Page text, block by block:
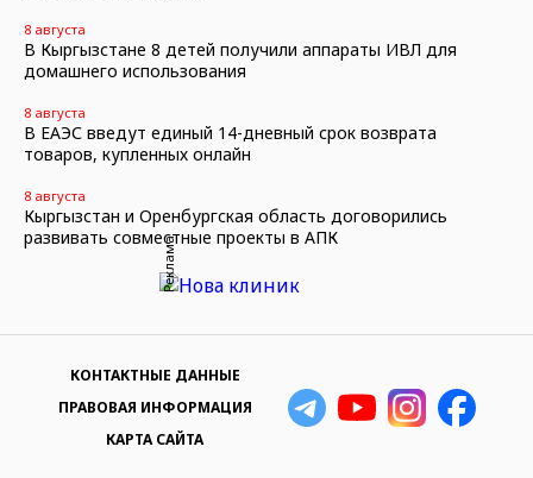
8 августа
В Кыргызстане 8 детей получили аппараты ИВЛ для
домашнего использования
8 августа
В ЕАЭС введут единый 14-дневный срок возврата
товаров, купленных онлайн
8 августа
Кыргызстан и Оренбургская область договорились
развивать совместные проекты в АПК
Реклама
КОНТАКТНЫЕ ДАННЫЕ
ПРАВОВАЯ ИНФОРМАЦИЯ
КАРТА САЙТА